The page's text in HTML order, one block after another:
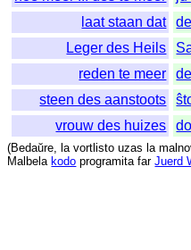
laat staan dat
Leger des Heils
reden te meer
steen des aanstoots
vrouw des huizes
(Bedaŭre, la vortlisto uzas la
Malbela kodo programita far Juerd